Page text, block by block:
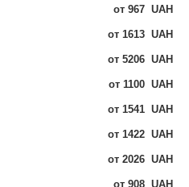
от 967 UAH
от 1613 UAH
от 5206 UAH
от 1100 UAH
от 1541 UAH
от 1422 UAH
от 2026 UAH
от 908 UAH